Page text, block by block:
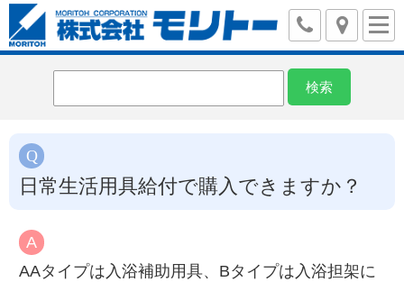
日常生活用具給付で購入できますか？
AAタイプは入浴補助用具、Bタイプは入浴担架に